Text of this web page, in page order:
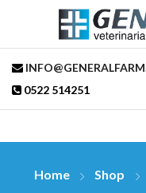
0522 514251
Home Shop